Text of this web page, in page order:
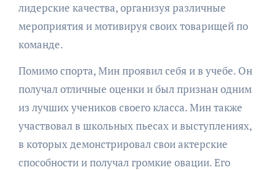
лидерские качества, организуя различные
мероприятия и мотивируя своих товарищей по
команде.
Помимо спорта, Мин проявил себя и в учебе. Он
получал отличные оценки и был признан одним
из лучших учеников своего класса. Мин также
участвовал в школьных пьесах и выступлениях,
в которых демонстрировал свои актерские
способности и получал громкие овации. Его